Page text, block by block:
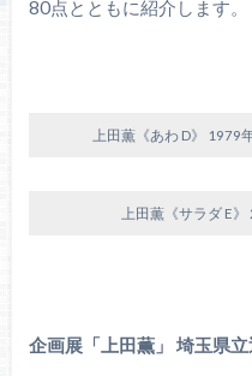
80点とともに紹介します。
上田薫《あわ D》 1979
上田薫《サラダ E
企画展「上田薫」 埼玉県